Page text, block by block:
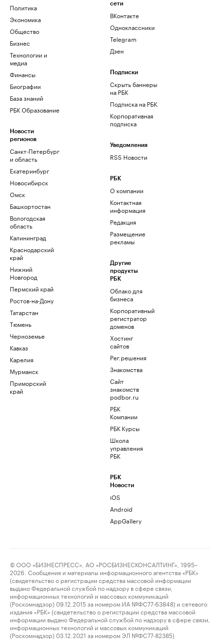
Политика
Экономика
Общество
Бизнес
Технологии и
медиа
Финансы
Биографии
База знаний
РБК Образование
Новости
регионов
Санкт-Петербург
и область
Екатеринбург
Новосибирск
Омск
Башкортостан
Вологодская
область
Калининград
Краснодарский
край
Нижний
Новгород
Пермский край
Ростов-на-Дону
Татарстан
Тюмень
Черноземье
Кавказ
Карелия
Мурманск
Приморский
край
сети
ВКонтакте
Одноклассники
Telegram
Дзен
Подписки
Скрыть баннеры
на РБК
Подписка на РБК
Корпоративная
подписка
Уведомления
RSS Новости
РБК
О компании
Контактная
информация
Редакция
Размещение
рекламы
Другие
продукты
РБК
Облако для
бизнеса
Корпоративный
регистратор
доменов
Хостинг
сайтов
Рег.решения
Знакомства
Сайт
знакомств
podbor.ru
РБК
Компании
РБК Курсы
Школа
управления
РБК
РБК
Новости
iOS
Android
AppGallery
© ООО «БИЗНЕСПРЕСС», АО «РОСБИЗНЕСКОНСАЛТИНГ», 1995–
2026. Сообщения и материалы информационного агентства «РБК»
(свидетельство о регистрации средства массовой информации
выдано Федеральной службой по надзору в сфере связи,
информационных технологий и массовых коммуникаций
(Роскомнадзор) 09.12.2015 за номером ИА №ФС77-63848) и сетевого
издания «РБК» (свидетельство о регистрации средства массовой
информации выдано Федеральной службой по надзору в сфере связи,
информационных технологий и массовых коммуникаций
(Роскомнадзор) 03.12.2021 за номером ЭЛ №ФС77-82385)